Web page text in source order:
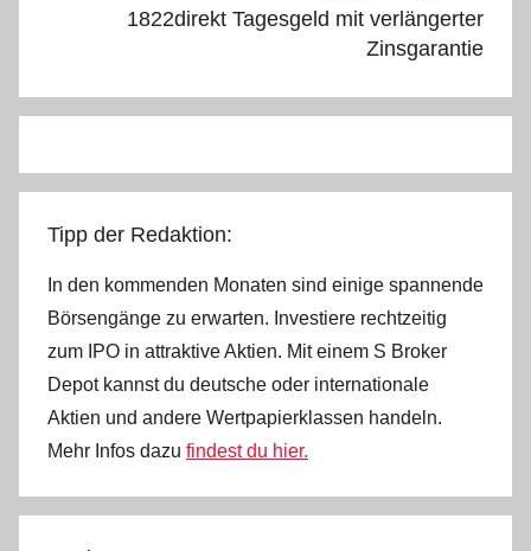
1822direkt Tagesgeld mit verlängerter
Zinsgarantie
Tipp der Redaktion:
In den kommenden Monaten sind einige spannende
Börsengänge zu erwarten. Investiere rechtzeitig
zum IPO in attraktive Aktien. Mit einem S Broker
Depot kannst du deutsche oder internationale
Aktien und andere Wertpapierklassen handeln.
Mehr Infos dazu findest du hier.